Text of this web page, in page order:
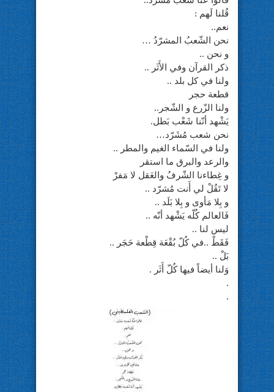
قُلنا لَهم :
نعم..
نحن الشّعبُ المشرّدُ …
و نحن ..
ذكر القرآن وفي الأَثَر ..
ولنا في كل بلد ..
قطعة حجر
ولنا الزّرع و الشّجر..
يَشْهد أنّنا شَعْب بَطل.
نحن شعب مُشَرّد…
ولنا في السّماء الغيم والمطر ..
والرعد والبرق ما استقر
و غِطاءنا الشّرفُ والعَقل لا مَفرْ
لا تَقُلْ لي أَنت مُشرّد ..
و بِلا مَأوى و بِلا بَلَد ..
فَالعالم كُلّه يَشْهد أنّه ..
ليس لنا ..
فَقَطْ ..في كُلّ بُقْعَة قِطْعة حَجَر ..
بَلْ ..
وَلنا أيضاً فيها كُلّ أَثَر .
.
.